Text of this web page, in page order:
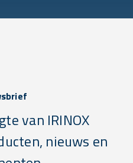
van IRINOX
nieuws en